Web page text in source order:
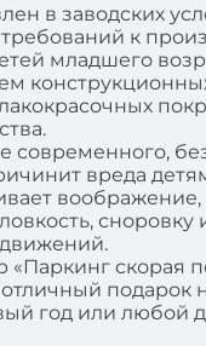
в заводских
к
младшего
современного,
вреда
сноровку
«Паркинг скорая
отличный подарок
год или любой